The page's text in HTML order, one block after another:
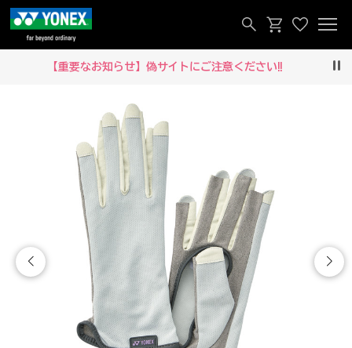
らせ】偽サイトにご注意ください‼